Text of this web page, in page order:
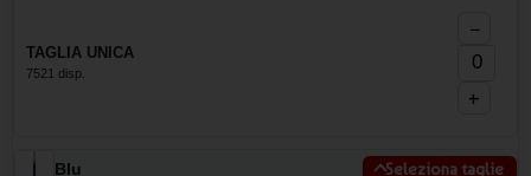
TAGLIA UNICA
7521 disp.
−
+
Blu Seleziona taglie